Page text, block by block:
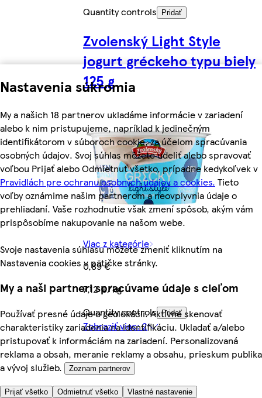
Nastavenia súkromia
My a našich 18 partnerov ukladáme informácie v zariadení
alebo k nim pristupujeme, napríklad k jedinečným
identifikátorom v súboroch cookie, za účelom spracúvania
osobných údajov. Svoj súhlas môžete udeliť alebo spravovať
voľbou Prijať alebo Odmietnuť všetko, prípadne kedykoľvek v
Pravidlách pre ochranu osobných údajov a cookies. Tieto
voľby oznámime našim partnerom a neovplyvnia údaje o
prehliadaní. Vaše rozhodnutie však zmení spôsob, akým vám
prispôsobíme nakupovanie na našom webe.
Svoje nastavenia súhlasu môžete zmeniť kliknutím na
Nastavenia cookies v pätičke stránky.
My a naši partneri spracúvame údaje s cieľom
Používať presné údaje o geolokácii. Aktívne skenovať
charakteristiky zariadenia na identifikáciu. Ukladať a/alebo
pristupovať k informáciám na zariadení. Personalizovaná
reklama a obsah, meranie reklamy a obsahu, prieskum publika
a vývoj služieb.
Zoznam partnerov
Prijať všetko Odmietnuť všetko Vlastné nastavenie
Quantity controls
Pridať
Zvolenský Light Style
jogurt gréckeho typu biely
125 g
Viac z kategórie
0,89 €
7,12 €/kg
Quantity controls Pridať
Zobraziť viac: 2